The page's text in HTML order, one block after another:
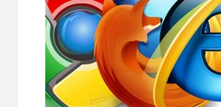
2014
года